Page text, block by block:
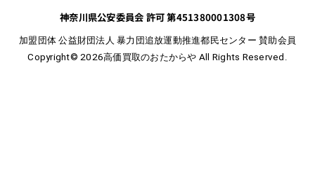
神奈川県公安委員会 許可 第451380001308号
加盟団体 公益財団法人 暴力団追放運動推進都民センター 賛助会員
Copyright© 2026高価買取のおたからや All Rights Reserved.